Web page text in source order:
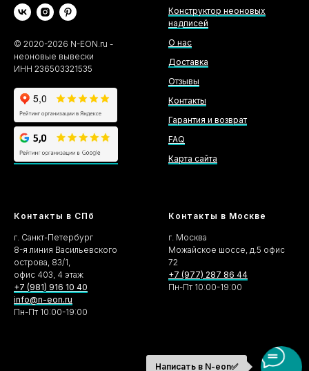
© 2020-2026 N-EON.ru -
неоновые вывески
ИНН 236503321535
Конструктор неоновых
надписей
О нас
Доставка
Отзывы
Контакты
Гарантия и возврат
FAQ
Карта сайта
Контакты в СПб
г. Санкт-Петербург
8-я линия Васильевского
острова, 83/1,
офис 403, 4 этаж
+7 (981) 916 10 40
info@n-eon.ru
Пн-Пт 10:00-19:00
Контакты в Москве
г. Москва
Можайское шоссе, д.5 офис
72
+7 (977) 287 86 44
Пн-Пт 10:00-19:00
Написать в N-eon✅